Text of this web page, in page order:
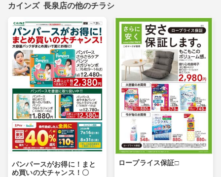
カインズ 長泉店の他のチラシ
パンパースがお得に！まと
め買いの大チャンス！〇
ロープライス保証□